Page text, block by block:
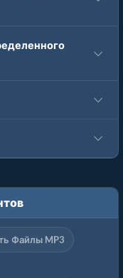
Файлы MP3